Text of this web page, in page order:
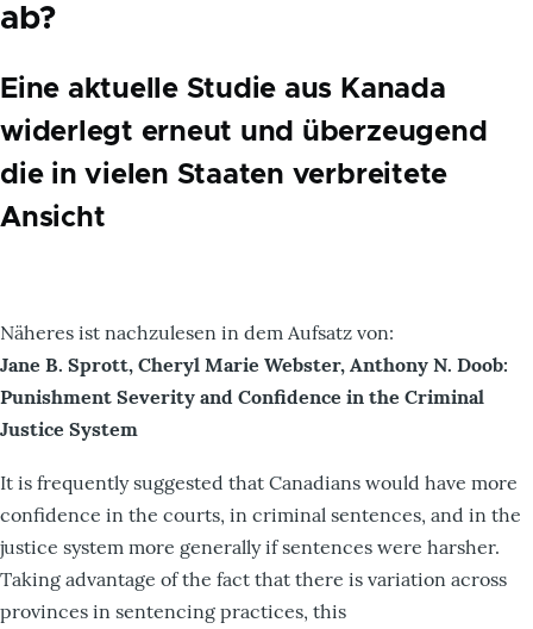
ab?
Eine aktuelle Studie aus Kanada
widerlegt erneut und überzeugend
die in vielen Staaten verbreitete
Ansicht
Näheres ist nachzulesen in dem Aufsatz von:
Jane B. Sprott, Cheryl Marie Webster, Anthony N. Doob:
Punishment Severity and Confidence in the Criminal
Justice System
It is frequently suggested that Canadians would have more
confidence in the courts, in criminal sentences, and in the
justice system more generally if sentences were harsher.
Taking advantage of the fact that there is variation across
provinces in sentencing practices, this